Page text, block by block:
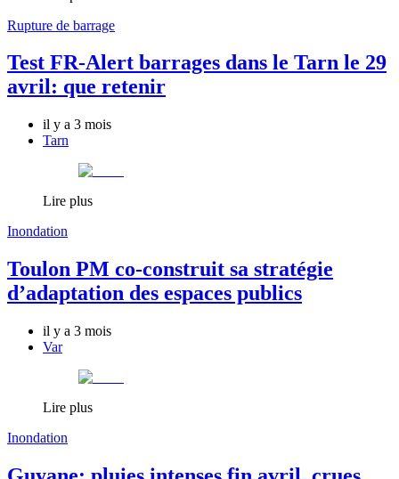
Rupture de barrage
Test FR-Alert barrages dans le Tarn le 29
avril: que retenir
il y a 3 mois
Tarn
Lire plus
Inondation
Toulon PM co-construit sa stratégie
d’adaptation des espaces publics
il y a 3 mois
Var
Lire plus
Inondation